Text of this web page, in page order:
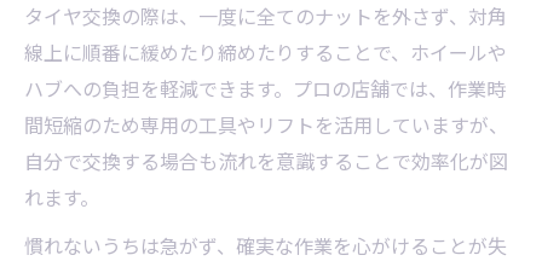
タイヤ交換の際は、一度に全てのナットを外さず、対角
線上に順番に緩めたり締めたりすることで、ホイールや
ハブへの負担を軽減できます。プロの店舗では、作業時
間短縮のため専用の工具やリフトを活用していますが、
自分で交換する場合も流れを意識することで効率化が図
れます。
慣れないうちは急がず、確実な作業を心がけることが失